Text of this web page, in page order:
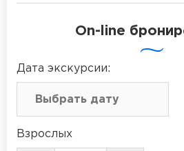
On-line
Дата экскурсии:
Взрослых